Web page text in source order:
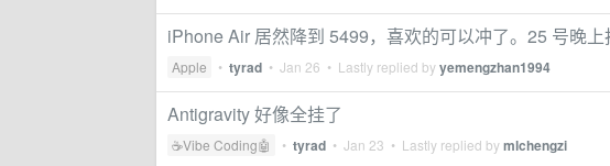
iPhone Air 居然降到 5499，喜欢的可以冲了。25 号晚上
Apple • tyrad • Jan 26 • Lastly replied byyemengzhan1994
Antigravity 好像全挂了
☕Vibe Coding🤖 • tyrad • Jan 23 • Lastly replied bymlchengzi